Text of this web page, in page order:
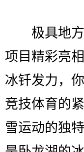
极具地方
项目精彩亮
冰钎发力，
竞技体育的
雪运动的独